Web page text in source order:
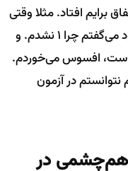
برایم افتاد. مثلا وقتی
در آزمون‌ها 7 و 8 کشور می‌شدم، به خود می‌گفتم چرا 1 نشدم. و
است، افسوس می‌خوردم.
آخر هم نتوانستم در آزمون
در